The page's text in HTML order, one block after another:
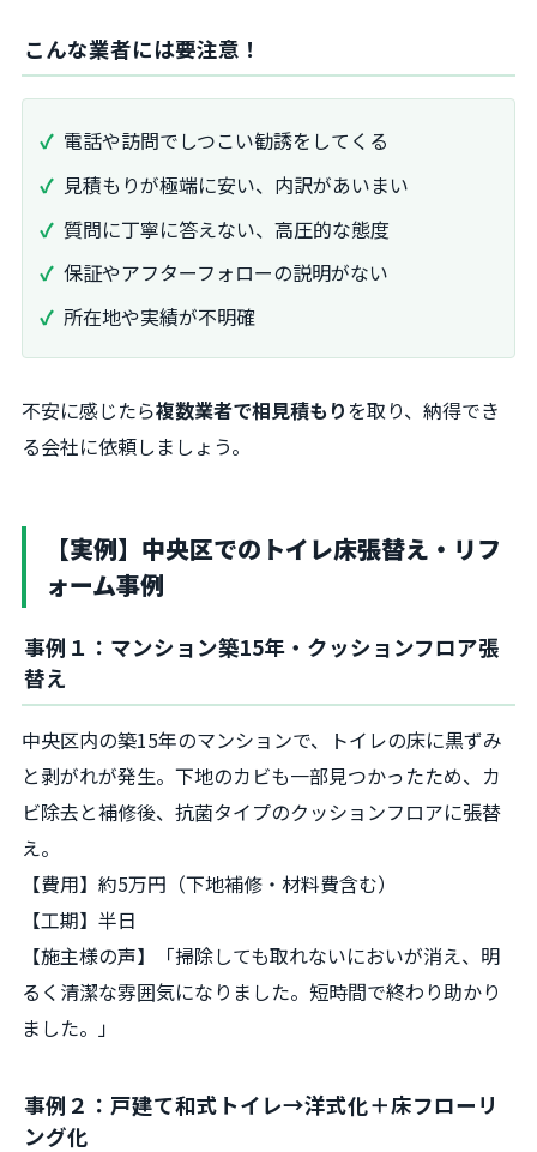
こんな業者には要注意！
電話や訪問でしつこい勧誘をしてくる
見積もりが極端に安い、内訳があいまい
質問に丁寧に答えない、高圧的な態度
保証やアフターフォローの説明がない
所在地や実績が不明確
不安に感じたら複数業者で相見積もりを取り、納得でき
る会社に依頼しましょう。
【実例】中央区でのトイレ床張替え・リフ
ォーム事例
事例１：マンション築15年・クッションフロア張
替え
中央区内の築15年のマンションで、トイレの床に黒ずみ
と剥がれが発生。下地のカビも一部見つかったため、カ
ビ除去と補修後、抗菌タイプのクッションフロアに張替
え。
【費用】約5万円（下地補修・材料費含む）
【工期】半日
【施主様の声】「掃除しても取れないにおいが消え、明
るく清潔な雰囲気になりました。短時間で終わり助かり
ました。」
事例２：戸建て和式トイレ→洋式化＋床フローリ
ング化